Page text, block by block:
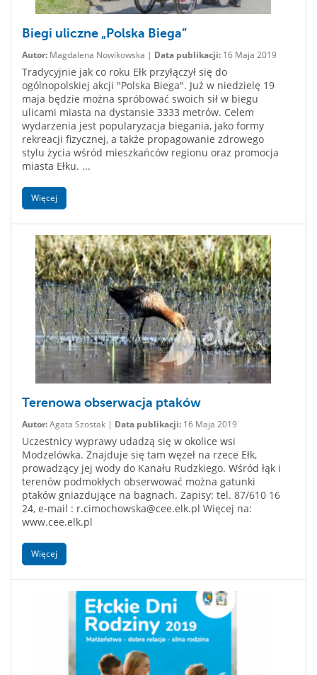
Biegi uliczne „Polska Biega”
Autor: Magdalena Nowikowska | Data publikacji: 16 Maja 2019
Tradycyjnie jak co roku Ełk przyłączył się do
ogólnopolskiej akcji "Polska Biega". Już w niedzielę 19
maja będzie można spróbować swoich sił w biegu
ulicami miasta na dystansie 3333 metrów. Celem
wydarzenia jest popularyzacja biegania, jako formy
rekreacji fizycznej, a także propagowanie zdrowego
stylu życia wśród mieszkańców regionu oraz promocja
miasta Ełku. ...
Więcej
Terenowa obserwacja ptaków
Autor:Agata Szostak | Data publikacji: 16 Maja 2019
Uczestnicy wyprawy udadzą się w okolice wsi
Modzelówka. Znajduje się tam węzeł na rzece Ełk,
prowadzący jej wody do Kanału Rudzkiego. Wśród łąk i
terenów podmokłych obserwować można gatunki
ptaków gniazdujące na bagnach. Zapisy: tel. 87/610 16
24, e-mail : r.cimochowska@cee.elk.pl Więcej na:
www.cee.elk.pl
Więcej